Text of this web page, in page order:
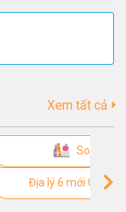
Xem tất cả
Soạn văn
Địa lý 6 mới Chân